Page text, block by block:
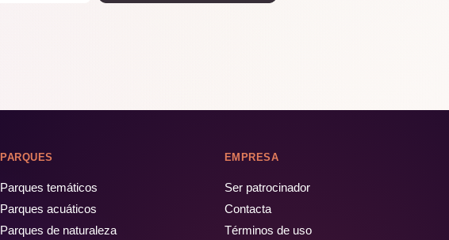
PARQUES
Parques temáticos
Parques acuáticos
Parques de naturaleza
EMPRESA
Ser patrocinador
Contacta
Términos de uso